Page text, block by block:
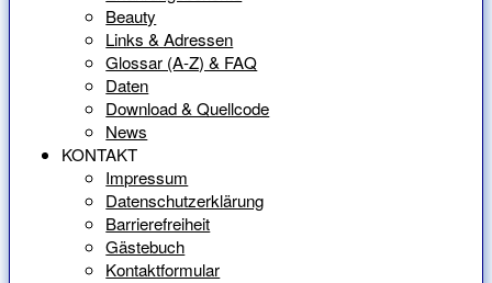
Beauty
Links & Adressen
Glossar (A-Z) & FAQ
Daten
Download & Quellcode
News
KONTAKT
Impressum
Datenschutzerklärung
Barrierefreiheit
Gästebuch
Kontaktformular